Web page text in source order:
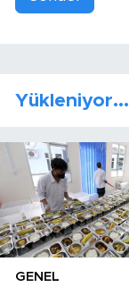
Yükleniyor...
GENEL